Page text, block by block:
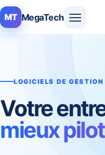
MT MegaTech
LOGICIELS DE GESTION
Votre
mieux